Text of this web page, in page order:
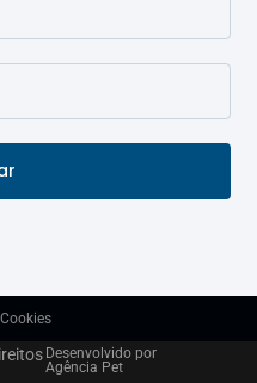
Desenvolvido por
Agência Pet